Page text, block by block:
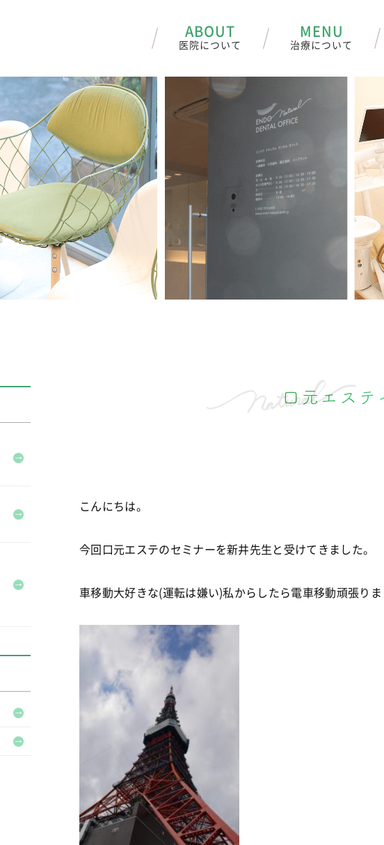
ABOUT
医院について
MENU
治療について
口元エステ
こんにちは。
今回口元エステのセミナーを新井先生と受けてきました。
車移動大好きな(運転は嫌い)私からしたら電車移動頑張り